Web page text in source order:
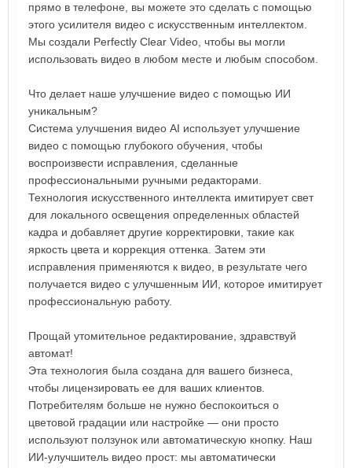
прямо в телефоне, вы можете это сделать с помощью
этого усилителя видео с искусственным интеллектом.
Мы создали Perfectly Clear Video, чтобы вы могли
использовать видео в любом месте и любым способом.
Что делает наше улучшение видео с помощью ИИ
уникальным?
Система улучшения видео AI использует улучшение
видео с помощью глубокого обучения, чтобы
воспроизвести исправления, сделанные
профессиональными ручными редакторами.
Технология искусственного интеллекта имитирует свет
для локального освещения определенных областей
кадра и добавляет другие корректировки, такие как
яркость цвета и коррекция оттенка. Затем эти
исправления применяются к видео, в результате чего
получается видео с улучшенным ИИ, которое имитирует
профессиональную работу.
Прощай утомительное редактирование, здравствуй
автомат!
Эта технология была создана для вашего бизнеса,
чтобы лицензировать ее для ваших клиентов.
Потребителям больше не нужно беспокоиться о
цветовой градации или настройке — они просто
используют ползунок или автоматическую кнопку. Наш
ИИ-улучшитель видео прост: мы автоматически